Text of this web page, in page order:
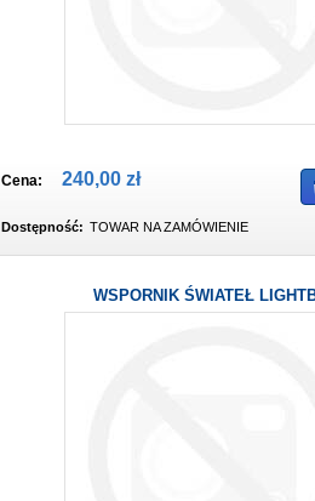
Cena: 240,00 zł
Dostępność: TOWAR NA ZAMÓWIENIE
WSPORNIK ŚWIATEŁ